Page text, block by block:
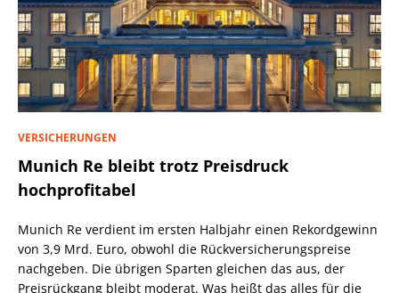
VERSICHERUNGEN
Munich Re bleibt trotz Preisdruck
hochprofitabel
Munich Re verdient im ersten Halbjahr einen Rekordgewinn
von 3,9 Mrd. Euro, obwohl die Rückversicherungspreise
nachgeben. Die übrigen Sparten gleichen das aus, der
Preisrückgang bleibt moderat. Was heißt das alles für die